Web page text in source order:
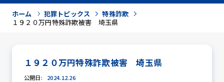
ホーム 犯罪トピックス
特殊詐欺
１９２０万円特殊詐欺被害 埼玉県
１９２０万円特殊詐欺被害 埼玉県
公開日: 2024.12.26